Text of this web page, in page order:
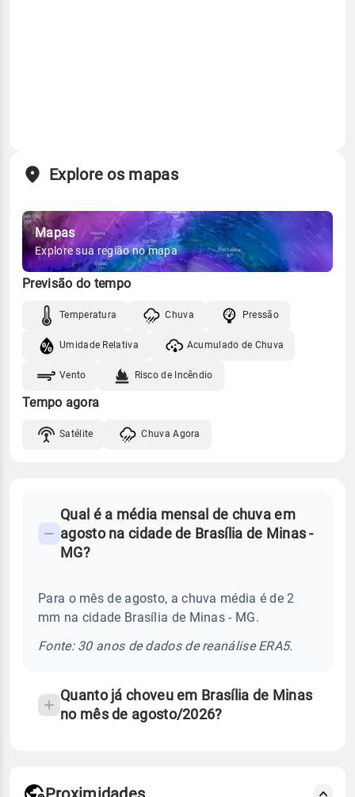
Explore os mapas
Mapas
Explore sua região no mapa
Previsão do tempo
Temperatura Chuva Pressão
Umidade Relativa Acumulado de Chuva
Vento Risco de Incêndio
Tempo agora
Satélite Chuva Agora
Perguntas
frequentes
chuva
temperatura
Qual é a média mensal de chuva em
agosto na cidade de Brasília de Minas -
MG?
Para o mês de agosto, a chuva média é de 2
mm na cidade Brasília de Minas - MG.
Fonte: 30 anos de dados de reanálise ERA5.
Quanto já choveu em Brasília de Minas
no mês de agosto/2026?